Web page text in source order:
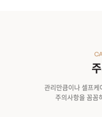
관리만큼이나 셀프
주의사항을 꼼꼼